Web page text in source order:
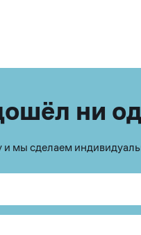
ни
и мы сделаем